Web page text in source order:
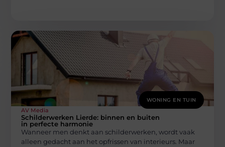
WONING EN TUIN
AV Media
Schilderwerken Lierde: binnen en buiten
in perfecte harmonie
Wanneer men denkt aan schilderwerken, wordt vaak
alleen gedacht aan het opfrissen van interieurs. Maar